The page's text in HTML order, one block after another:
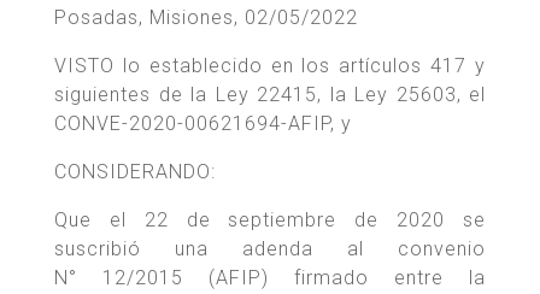
Posadas, Misiones, 02/05/2022
VISTO lo establecido en los artículos 417 y
siguientes de la Ley 22415, la Ley 25603, el
CONVE-2020-00621694-AFIP, y
CONSIDERANDO:
Que el 22 de septiembre de 2020 se
suscribió una adenda al convenio
N° 12/2015 (AFIP) firmado entre la